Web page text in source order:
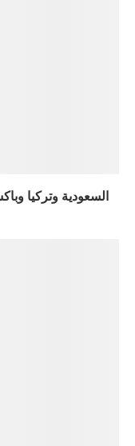
السعودية وتركيا